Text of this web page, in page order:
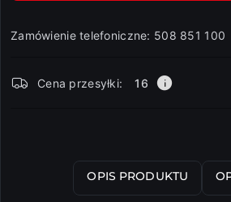
Zamówienie telefoniczne: 508 851 100
i
Cena przesyłki: 16
OPIS PRODUKTU